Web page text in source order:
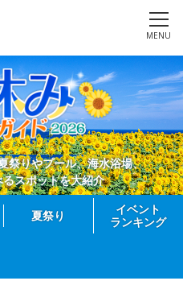
MENU
祭りやプール、海水浴場、
スポットを大紹介
夏祭り
イベント
ランキング